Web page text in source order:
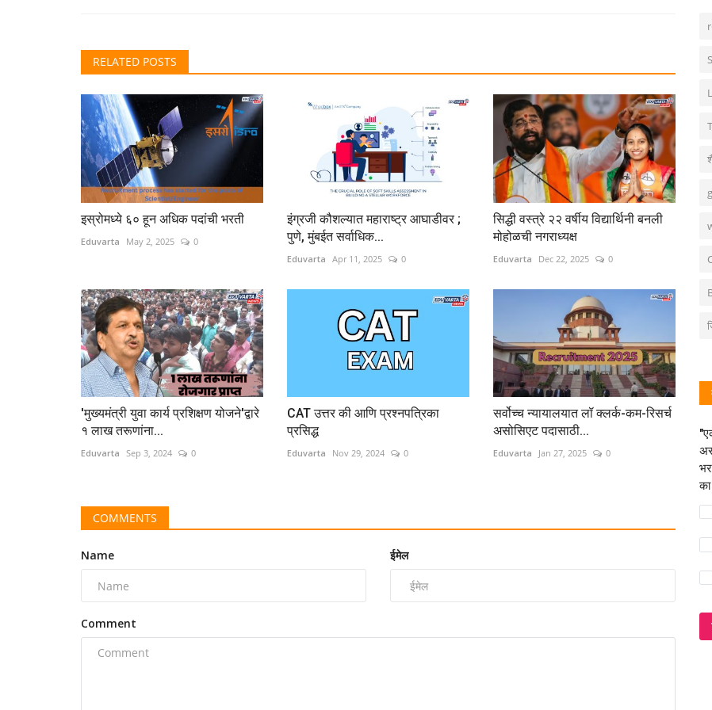
RELATED POSTS
इस्रोमध्ये ६० हून अधिक पदांची भरती
Eduvarta May 2, 2025 0
इंग्रजी कौशल्यात महाराष्ट्र आघाडीवर ;
पुणे, मुंबईत सर्वाधिक...
Eduvarta Apr 11, 2025 0
सिद्धी वस्त्रे २२ वर्षीय विद्यार्थिनी बनली
मोहोळची नगराध्यक्ष
Eduvarta Dec 22, 2025 0
'मुख्यमंत्री युवा कार्य प्रशिक्षण योजने'द्वारे
१ लाख तरूणांना...
Eduvarta Sep 3, 2024 0
CAT उत्तर की आणि प्रश्नपत्रिका
प्रसिद्ध
Eduvarta Nov 29, 2024 0
सर्वोच्च न्यायालयात लॉ क्लर्क-कम-रिसर्च
असोसिएट पदासाठी...
Eduvarta Jan 27, 2025 0
COMMENTS
Name ईमेल
Comment